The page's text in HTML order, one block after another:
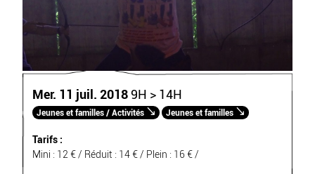
Mer. 11 juil. 20189H > 14H
Jeunes et familles / Activités Jeunes et familles
Tarifs :
Mini : 12 € / Réduit : 14 € / Plein : 16 € /